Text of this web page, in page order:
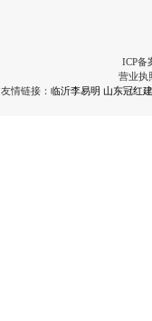
ICP备
营业执
友情链接： 临沂李易明 山东冠红